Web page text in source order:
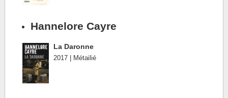
Hannelore Cayre
La Daronne
2017 | Métailié